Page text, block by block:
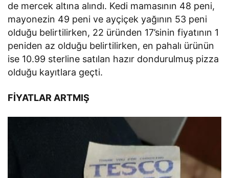
de mercek altına alındı. Kedi mamasının 48 peni,
mayonezin 49 peni ve ayçiçek yağının 53 peni
olduğu belirtilirken, 22 üründen 17’sinin fiyatının 1
peniden az olduğu belirtilirken, en pahalı ürünün
ise 10.99 sterline satılan hazır dondurulmuş pizza
olduğu kayıtlara geçti.
FİYATLAR ARTMIŞ